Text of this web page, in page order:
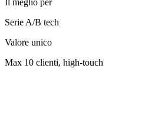
Serie A/B tech
Valore unico
Max 10 clienti, high-touch